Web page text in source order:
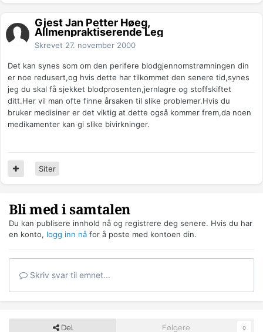
Gjest Jan Petter Høeg,
Allmenpraktiserende Leg
Skrevet 27. november 2000
Det kan synes som om den perifere blodgjennomstrømningen din
er noe redusert,og hvis dette har tilkommet den senere tid,synes
jeg du skal få sjekket blodprosenten,jernlagre og stoffskiftet
ditt.Her vil man ofte finne årsaken til slike problemer.Hvis du
bruker medisiner er det viktig at dette også kommer frem,da noen
medikamenter kan gi slike bivirkninger.
Siter
Bli med i samtalen
Du kan publisere innhold nå og registrere deg senere. Hvis du har
en konto, logg inn nå for å poste med kontoen din.
Skriv svar til emnet...
Del Følgere 0